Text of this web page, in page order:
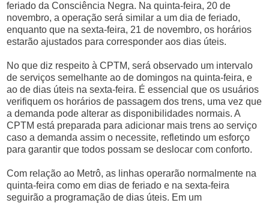
feriado da Consciência Negra. Na quinta-feira, 20 de
novembro, a operação será similar a um dia de feriado,
enquanto que na sexta-feira, 21 de novembro, os horários
estarão ajustados para corresponder aos dias úteis.
No que diz respeito à CPTM, será observado um intervalo
de serviços semelhante ao de domingos na quinta-feira, e
ao de dias úteis na sexta-feira. É essencial que os usuários
verifiquem os horários de passagem dos trens, uma vez que
a demanda pode alterar as disponibilidades normais. A
CPTM está preparada para adicionar mais trens ao serviço
caso a demanda assim o necessite, refletindo um esforço
para garantir que todos possam se deslocar com conforto.
Com relação ao Metrô, as linhas operarão normalmente na
quinta-feira como em dias de feriado e na sexta-feira
seguirão a programação de dias úteis. Em um